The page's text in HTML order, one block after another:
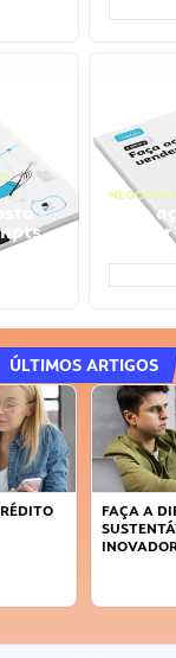
NEGÓCIOS
Faça
ÚLTIMOS ARTIGOS
FAÇA A